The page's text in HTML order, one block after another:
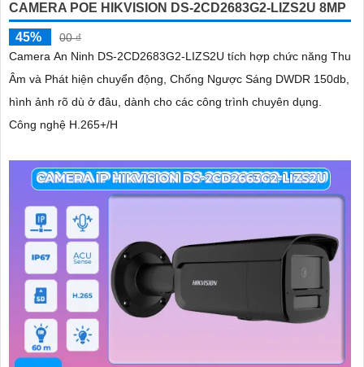
CAMERA POE HIKVISION DS-2CD2683G2-LIZS2U 8MP
45%
00 ₫
Camera An Ninh DS-2CD2683G2-LIZS2U tích hợp chức năng Thu
Âm và Phát hiện chuyển động, Chống Ngược Sáng DWDR 150db,
hình ảnh rõ dù ở đâu, dành cho các công trình chuyên dụng.
Công nghệ H.265+/H